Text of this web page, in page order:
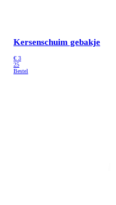
Kersenschuim gebakje
€ 3
25
Bestel